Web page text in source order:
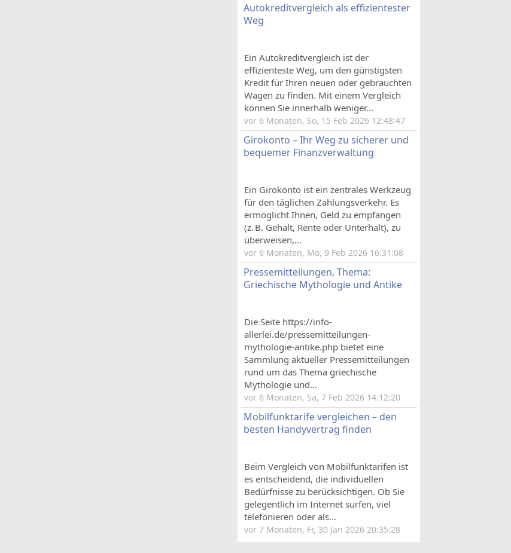
Autokreditvergleich als effizientester
Weg
Ein Autokreditvergleich ist der
effizienteste Weg, um den günstigsten
Kredit für Ihren neuen oder gebrauchten
Wagen zu finden. Mit einem Vergleich
können Sie innerhalb weniger...
vor 6 Monaten, So, 15 Feb 2026 12:48:47
Girokonto – Ihr Weg zu sicherer und
bequemer Finanzverwaltung
Ein Girokonto ist ein zentrales Werkzeug
für den täglichen Zahlungsverkehr. Es
ermöglicht Ihnen, Geld zu empfangen
(z. B. Gehalt, Rente oder Unterhalt), zu
überweisen,...
vor 6 Monaten, Mo, 9 Feb 2026 16:31:08
Pressemitteilungen, Thema:
Griechische Mythologie und Antike
Die Seite https://info-
allerlei.de/pressemitteilungen-
mythologie-antike.php bietet eine
Sammlung aktueller Pressemitteilungen
rund um das Thema griechische
Mythologie und...
vor 6 Monaten, Sa, 7 Feb 2026 14:12:20
Mobilfunktarife vergleichen – den
besten Handyvertrag finden
Beim Vergleich von Mobilfunktarifen ist
es entscheidend, die individuellen
Bedürfnisse zu berücksichtigen. Ob Sie
gelegentlich im Internet surfen, viel
telefonieren oder als...
vor 7 Monaten, Fr, 30 Jan 2026 20:35:28